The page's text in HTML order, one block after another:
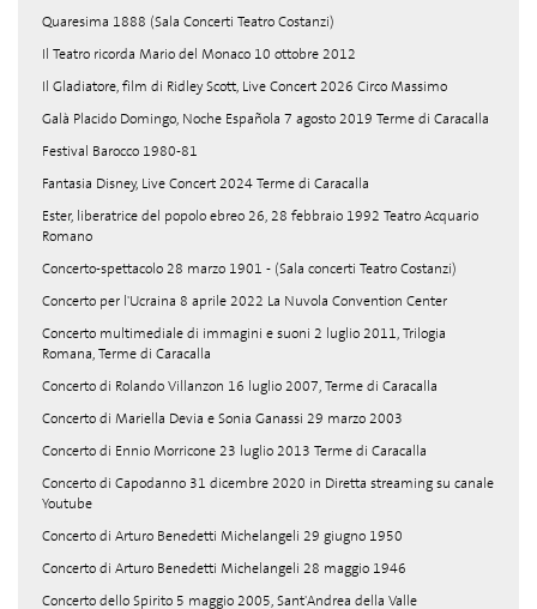
Quaresima 1888 (Sala Concerti Teatro Costanzi)
Il Teatro ricorda Mario del Monaco 10 ottobre 2012
Il Gladiatore, film di Ridley Scott, Live Concert 2026 Circo Massimo
Galà Placido Domingo, Noche Española 7 agosto 2019 Terme di Caracalla
Festival Barocco 1980-81
Fantasia Disney, Live Concert 2024 Terme di Caracalla
Ester, liberatrice del popolo ebreo 26, 28 febbraio 1992 Teatro Acquario
Romano
Concerto-spettacolo 28 marzo 1901 - (Sala concerti Teatro Costanzi)
Concerto per l'Ucraina 8 aprile 2022 La Nuvola Convention Center
Concerto multimediale di immagini e suoni 2 luglio 2011, Trilogia
Romana, Terme di Caracalla
Concerto di Rolando Villanzon 16 luglio 2007, Terme di Caracalla
Concerto di Mariella Devia e Sonia Ganassi 29 marzo 2003
Concerto di Ennio Morricone 23 luglio 2013 Terme di Caracalla
Concerto di Capodanno 31 dicembre 2020 in Diretta streaming su canale
Youtube
Concerto di Arturo Benedetti Michelangeli 29 giugno 1950
Concerto di Arturo Benedetti Michelangeli 28 maggio 1946
Concerto dello Spirito 5 maggio 2005, Sant'Andrea della Valle